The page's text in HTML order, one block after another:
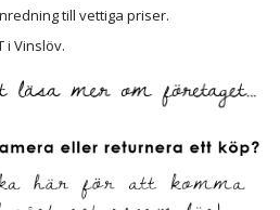
till vettiga priser.
i Vinslöv.